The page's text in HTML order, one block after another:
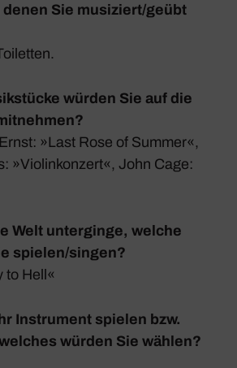
denen Sie musiziert/geübt
würden Sie auf die
»Last Rose of Summer«,
»Violin­kon­zert«, John Cage:
Welt unterginge, welche
spielen/singen?
to Hell«
Instrument spielen bzw.
würden Sie wählen?